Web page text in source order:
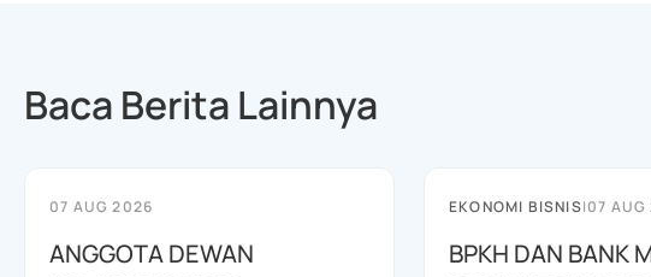
Baca Berita Lainnya
07 AUG 2026
ANGGOTA DEWAN
EKONOMI BISNIS|07
BPKH DAN BANK